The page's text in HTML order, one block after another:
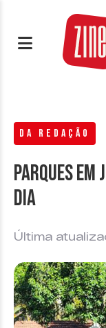
DA REDAÇÃO
Parques
dia
Última